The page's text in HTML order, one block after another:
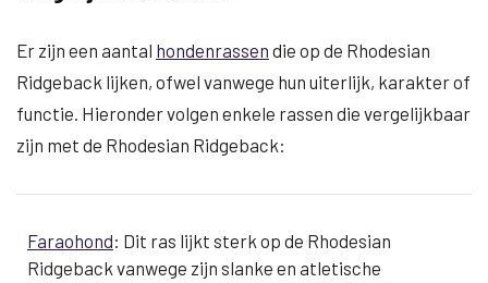
Er zijn een aantal hondenrassen die op de Rhodesian
Ridgeback lijken, ofwel vanwege hun uiterlijk, karakter of
functie. Hieronder volgen enkele rassen die vergelijkbaar
zijn met de Rhodesian Ridgeback:
Faraohond: Dit ras lijkt sterk op de Rhodesian
Ridgeback vanwege zijn slanke en atletische